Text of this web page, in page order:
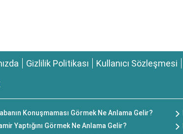
Gizlilik Politikası Kullanıcı Sözleşmesi
Konuşmaması Görmek Ne Anlama Gelir?
Yaptığını Görmek Ne Anlama Gelir?